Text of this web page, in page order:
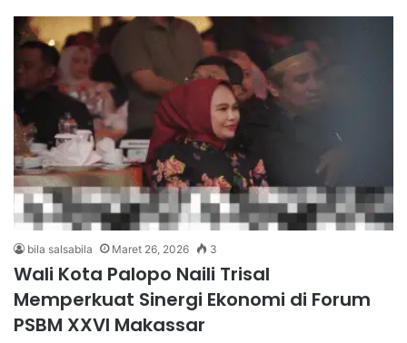
bila salsabila Maret 26, 2026 3
Wali Kota Palopo Naili Trisal
Memperkuat Sinergi Ekonomi di Forum
PSBM XXVI Makassar